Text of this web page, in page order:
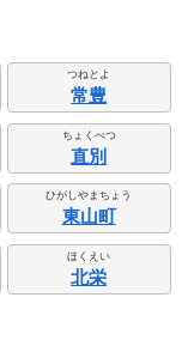
つねとよ
常豊
ちょくべつ
直別
ひがしやまちょう
東山町
ほくえい
北栄